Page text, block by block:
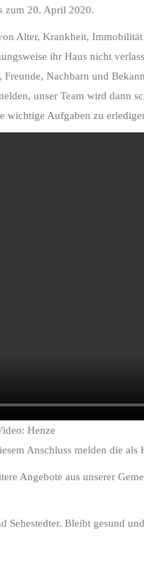
zum 20. April 2020.
Alter, Krankheit, Immobilität
ihr Haus nicht
Nachbarn und
unser Team wird dann
wichtige Aufgaben zu
Henze
Anschluss melden die
Angebote aus unserer
Sehestedter. Bleibt gesund